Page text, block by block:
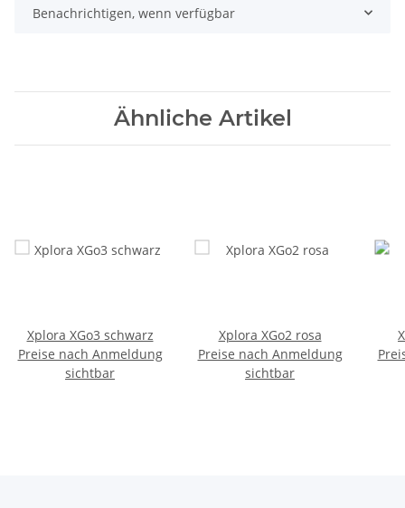
Benachrichtigen, wenn verfügbar
Ähnliche Artikel
Xplora XGo3 schwarz
Preise nach Anmeldung
sichtbar
Xplora XGo2 rosa
Preise nach Anmeldung
sichtbar